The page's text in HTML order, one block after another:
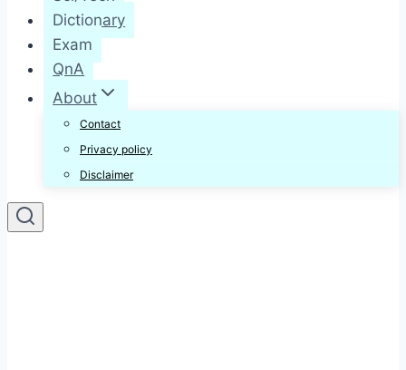
Dictionary
Exam
QnA
About
Contact
Privacy policy
Disclaimer